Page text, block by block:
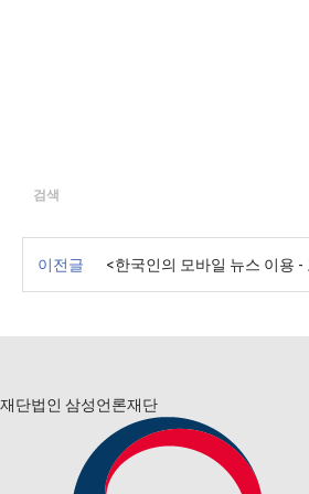
검색
이전글 <한국인의 모바일 뉴스 이용 -
재단법인 삼성언론재단